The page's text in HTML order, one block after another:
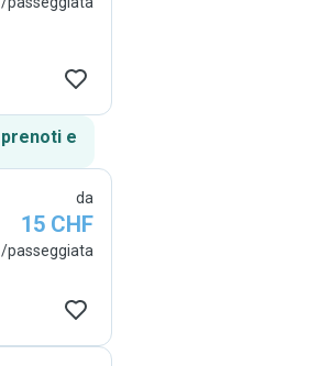
prenoti e
da
15 CHF
/passeggiata